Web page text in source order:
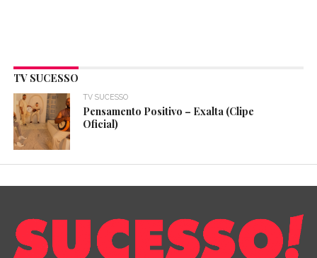
TV SUCESSO
TV SUCESSO
Pensamento Positivo – Exalta (Clipe
Oficial)